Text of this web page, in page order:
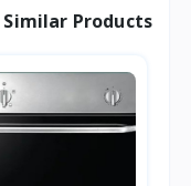
Similar Products